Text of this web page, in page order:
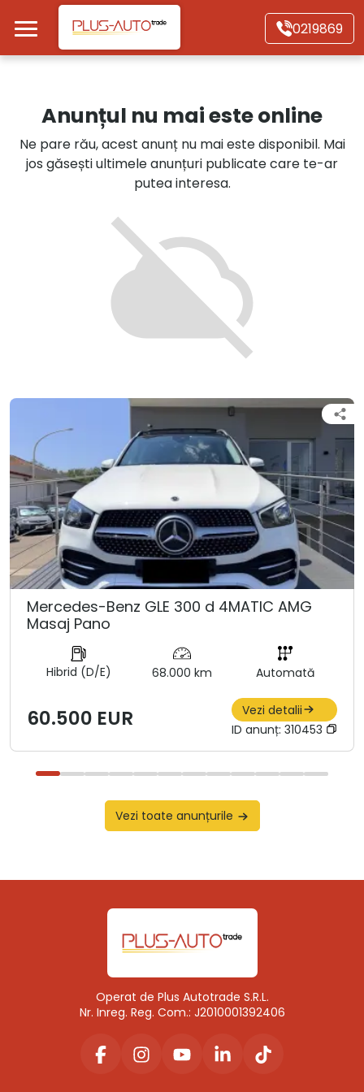
Mergi direct la conținutul principal
0219869
Autoturisme
Motociclete
Autoutilitare
Alte tipuri vehicule
Anunțul nu mai este online
Ne pare rău, acest anunț nu mai este disponibil. Mai
jos găsești ultimele anunțuri publicate care te-ar
putea interesa.
Mercedes-Benz GLE 300 d 4MATIC AMG
Masaj Pano
Hibrid (D/E) 68.000 km Automată
60.500 EUR
Vezi detalii
ID anunț: 310453
Vezi toate anunțurile
Operat de Plus Autotrade S.R.L.
Nr. Inreg. Reg. Com.: J2010001392406